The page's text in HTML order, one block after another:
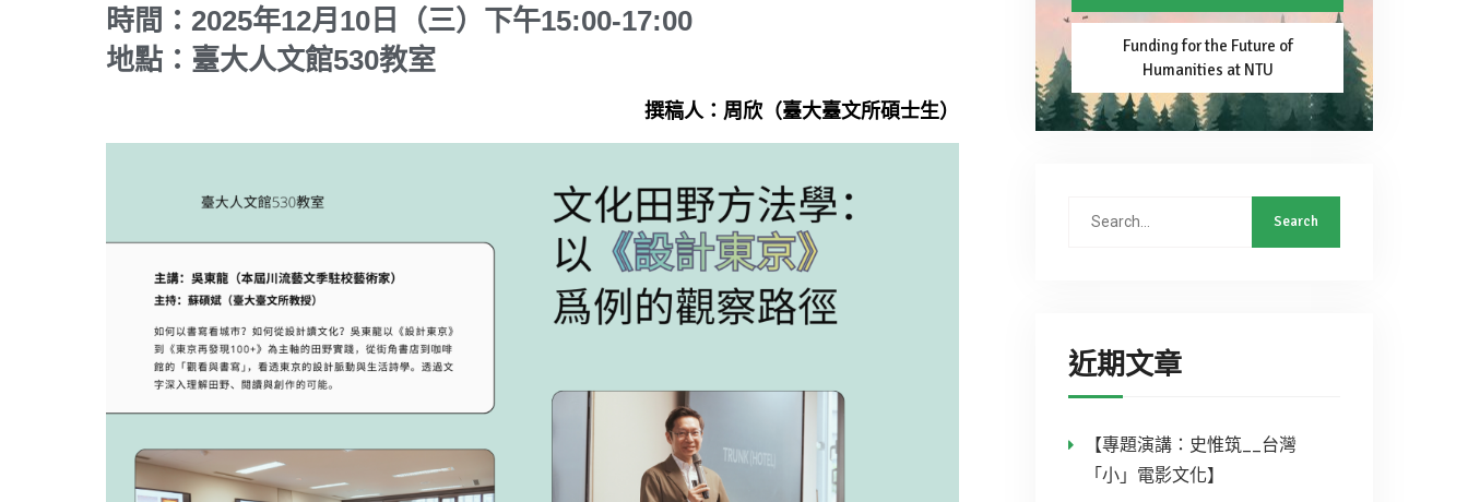
時間：2025年12月10日（三）下午15:00-17:00
地點：臺大人文館530教室
撰稿人：周欣（臺大臺文所碩士生）
Funding for the Future of
Humanities at NTU
近期文章
【專題演講：史惟筑__台灣
「小」電影文化】